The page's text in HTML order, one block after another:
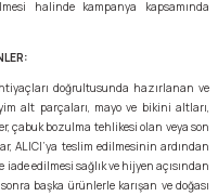
halinde kampanya kapsamında
doğrultusunda hazırlanan ve
alt parçaları, mayo ve bikini altları,
çabuk bozulma tehlikesi olan veya son
ALICI’ya teslim edilmesinin ardından
edilmesi sağlık ve hijyen açısından
başka ürünlerle karışan ve doğası